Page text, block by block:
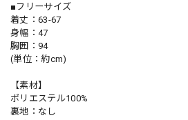
■フリーサイズ
着丈：63-67
身幅：47
胸囲：94
(単位：約cm)
【素材】
ポリエステル100%
裏地：なし